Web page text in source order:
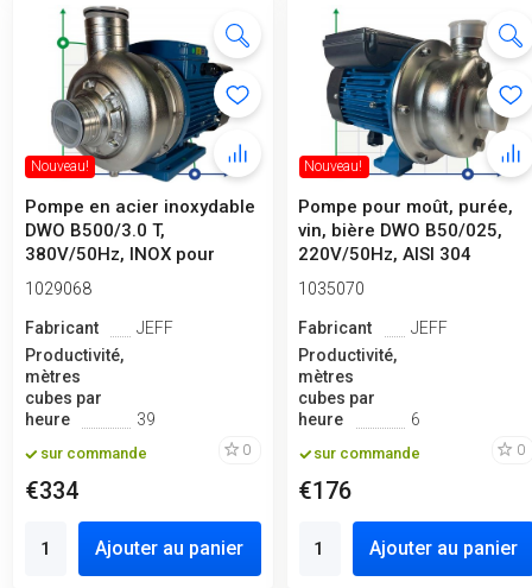
Nouveau!
Pompe en acier inoxydable
DWO B500/3.0 T,
380V/50Hz, INOX pour
liquides sales
1029068
Fabricant
JEFF
Productivité,
mètres
cubes par
heure
39
sur commande 0
€334
Ajouter au panier
Nouveau!
Pompe pour moût, purée,
vin, bière DWO B50/025,
220V/50Hz, AISI 304
1035070
Fabricant
JEFF
Productivité,
mètres
cubes par
heure
6
sur commande 0
€176
Ajouter au panier